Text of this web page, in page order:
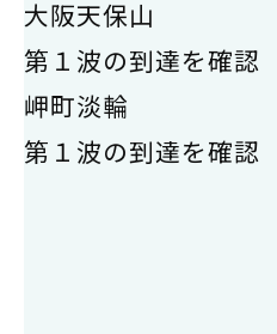
大阪天保山
第１波の到達を確認
岬町淡輪
第１波の到達を確認